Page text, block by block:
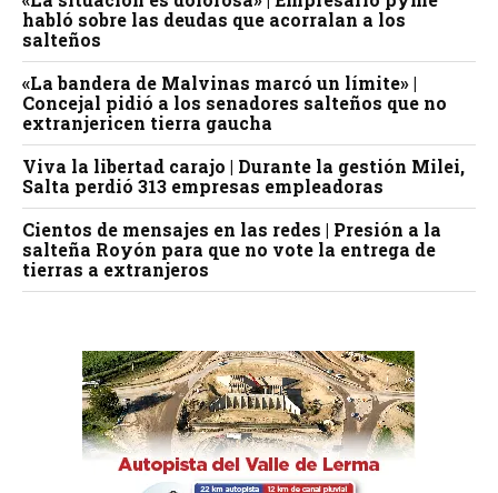
habló sobre las deudas que acorralan a los
salteños
«La bandera de Malvinas marcó un límite» |
Concejal pidió a los senadores salteños que no
extranjericen tierra gaucha
Viva la libertad carajo | Durante la gestión Milei,
Salta perdió 313 empresas empleadoras
Cientos de mensajes en las redes | Presión a la
salteña Royón para que no vote la entrega de
tierras a extranjeros